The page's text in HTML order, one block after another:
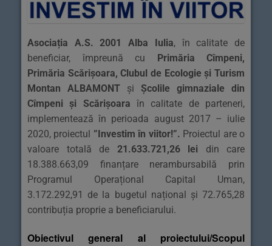
Asociația A.S. 2001 Alba Iulia, în calitate de
beneficiar, împreună cu
Primăria Cîmpeni,
Primăria Scărișoara, Clubul de Ecologie și Turism
Montan ALBAMONT și Școlile gimnaziale din
Cîmpeni și Scărișoara în calitate de parteneri,
implementează în perioada august 2017 – iulie
2020, proiectul ”Investim în viitor!”. Proiectul are o
valoare totală de 21.633.721,26 lei din care
18.388.663,09 finanțare nerambursabilă prin
Programul Operațional Capital Uman,
3.172.292,91 de la bugetul național și 72.765,28
contribuția proprie a beneficiarului.
Obiectivul general al proiectului/Scopul